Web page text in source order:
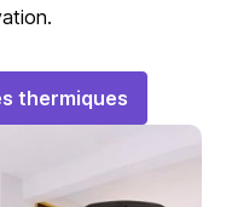
thermiques